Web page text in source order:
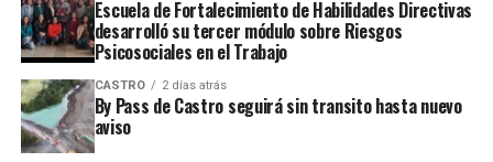
Escuela de Fortalecimiento de Habilidades Directivas
desarrolló su tercer módulo sobre Riesgos
Psicosociales en el Trabajo
CASTRO 2 días atrás
By Pass de Castro seguirá sin transito hasta nuevo
aviso